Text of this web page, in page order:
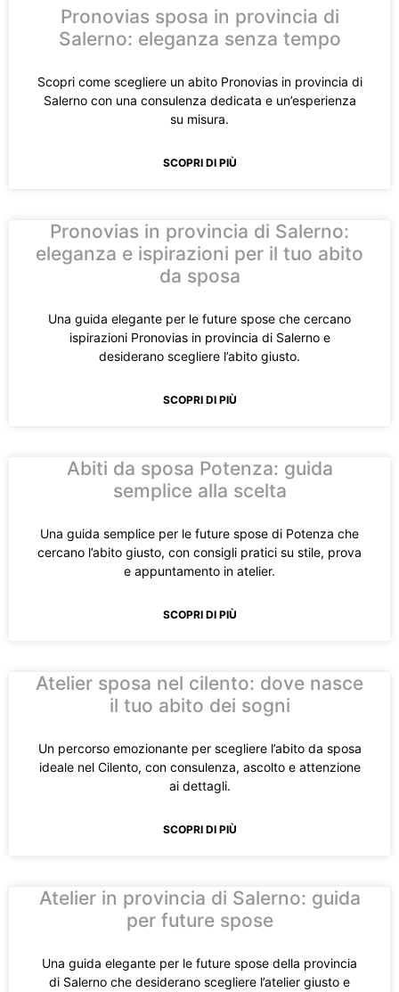
Pronovias sposa in provincia di
Salerno: eleganza senza tempo
Scopri come scegliere un abito Pronovias in provincia di
Salerno con una consulenza dedicata e un’esperienza
su misura.
SCOPRI DI PIÙ
Pronovias in provincia di Salerno:
eleganza e ispirazioni per il tuo abito
da sposa
Una guida elegante per le future spose che cercano
ispirazioni Pronovias in provincia di Salerno e
desiderano scegliere l’abito giusto.
SCOPRI DI PIÙ
Abiti da sposa Potenza: guida
semplice alla scelta
Una guida semplice per le future spose di Potenza che
cercano l’abito giusto, con consigli pratici su stile, prova
e appuntamento in atelier.
SCOPRI DI PIÙ
Atelier sposa nel cilento: dove nasce
il tuo abito dei sogni
Un percorso emozionante per scegliere l’abito da sposa
ideale nel Cilento, con consulenza, ascolto e attenzione
ai dettagli.
SCOPRI DI PIÙ
Atelier in provincia di Salerno: guida
per future spose
Una guida elegante per le future spose della provincia
di Salerno che desiderano scegliere l’atelier giusto e